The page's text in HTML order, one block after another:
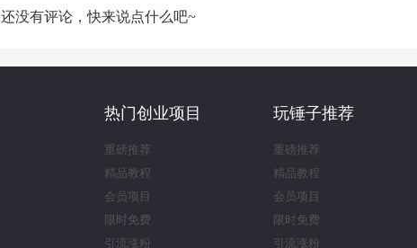
还没有评论，快来说点什么吧~
热门创业项目
重磅推荐
精品教程
会员项目
限时免费
引流涨粉
玩锤子推荐
重磅推荐
精品教程
会员项目
限时免费
引流涨粉